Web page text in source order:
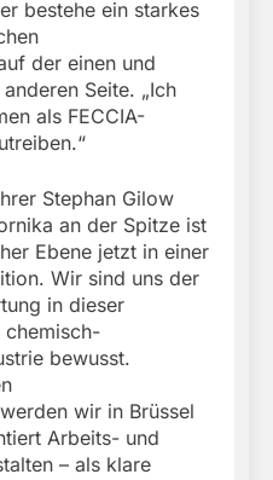
bestehe ein starkes
der einen und
Seite. „Ich
als FECCIA-
Stephan Gilow
an der Spitze ist
Ebene jetzt in einer
Wir sind uns der
in dieser
chemisch-
bewusst.
wir in Brüssel
Arbeits- und
– als klare